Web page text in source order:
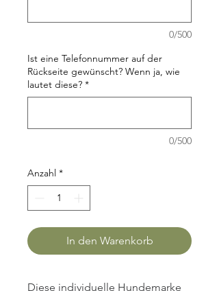
0/500
Ist eine Telefonnummer auf der
Rückseite gewünscht? Wenn ja, wie
lautet diese? *
0/500
Anzahl *
In den Warenkorb
Diese individuelle Hundemarke